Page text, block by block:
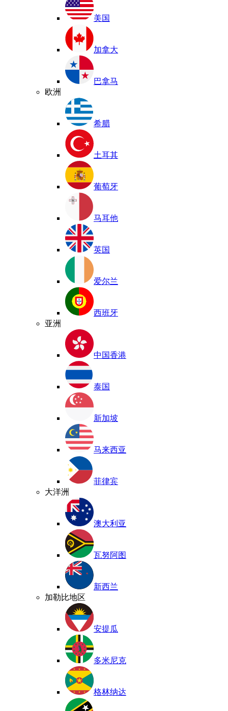
美国
加拿大
巴拿马
欧洲
希腊
土耳其
葡萄牙
马耳他
英国
爱尔兰
西班牙
亚洲
中国香港
泰国
新加坡
马来西亚
菲律宾
大洋洲
澳大利亚
瓦努阿图
新西兰
加勒比地区
安提瓜
多米尼克
格林纳达